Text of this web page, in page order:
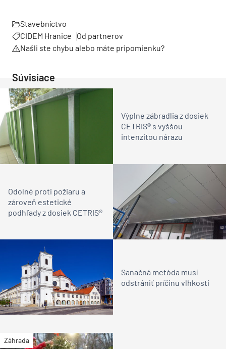
Stavebníctvo
CIDEM Hranice
Od partnerov
Našli ste chybu alebo máte pripomienku?
Súvisiace
Výplne zábradlia z dosiek
CETRIS® s vyššou
intenzitou nárazu
Odolné proti požiaru a
zároveň estetické
podhľady z dosiek CETRIS®
Sanačná metóda musí
odstrániť príčinu vlhkosti
Záhrada